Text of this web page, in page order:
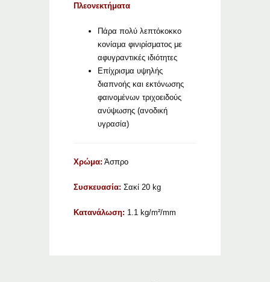
Πλεονεκτήματα
Πάρα πολύ λεπτόκοκκο
κονίαμα φινιρίσματος με
αφυγραντικές ιδιότητες
Επίχρισμα υψηλής
διαπνοής και εκτόνωσης
φαινομένων τριχοειδούς
ανύψωσης (ανοδική
υγρασία)
Χρώμα: Άσπρο
Συσκευασία: Σακί 20 kg
Κατανάλωση: 1.1 kg/m²/mm